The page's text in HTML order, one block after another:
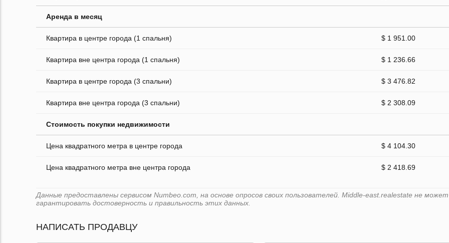
Аренда в месяц
Квартира в центре города (1 спальня) $ 1 951.00
Квартира вне центра города (1 спальня) $ 1 236.66
Квартира в центре города (3 спальни) $ 3 476.82
Квартира вне центра города (3 спальни) $ 2 308.09
Стоимость покупки недвижимости
Цена квадратного метра в центре города $ 4 104.30
Цена квадратного метра вне центра города $ 2 418.69
Данные предоставлены сервисом Numbeo.com, на основе опросов своих пользователей. Middle-east.realestate не может
гарантировать достоверность и правильность этих данных.
НАПИСАТЬ ПРОДАВЦУ